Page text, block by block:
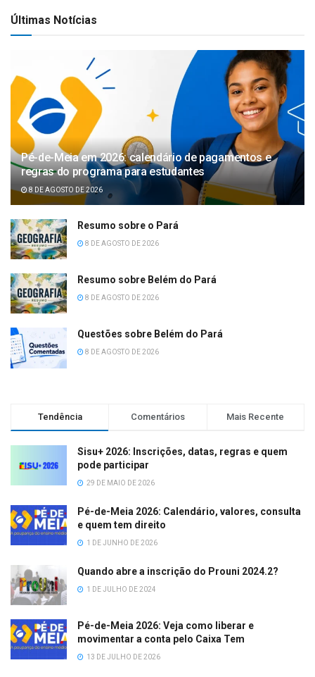
Últimas Notícias
Pé-de-Meia em 2026: calendário de pagamentos e
regras do programa para estudantes
8 DE AGOSTO DE 2026
Resumo sobre o Pará
8 DE AGOSTO DE 2026
Resumo sobre Belém do Pará
8 DE AGOSTO DE 2026
Questões sobre Belém do Pará
8 DE AGOSTO DE 2026
Tendência Comentários Mais Recente
Sisu+ 2026: Inscrições, datas, regras e quem
pode participar
29 DE MAIO DE 2026
Pé-de-Meia 2026: Calendário, valores, consulta
e quem tem direito
1 DE JUNHO DE 2026
Quando abre a inscrição do Prouni 2024.2?
1 DE JULHO DE 2024
Pé-de-Meia 2026: Veja como liberar e
movimentar a conta pelo Caixa Tem
13 DE JULHO DE 2026